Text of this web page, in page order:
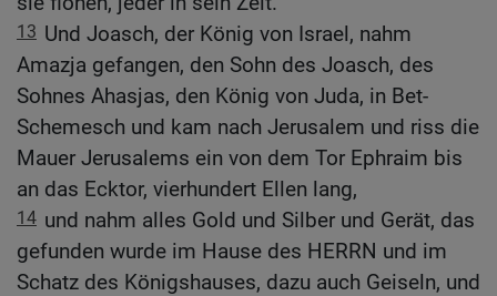
13 Und Joasch, der König von Israel, nahm
Amazja gefangen, den Sohn des Joasch, des
Sohnes Ahasjas, den König von Juda, in Bet-
Schemesch und kam nach Jerusalem und riss die
Mauer Jerusalems ein von dem Tor Ephraim bis
an das Ecktor, vierhundert Ellen lang,
14 und nahm alles Gold und Silber und Gerät, das
gefunden wurde im Hause des HERRN und im
Schatz des Königshauses, dazu auch Geiseln, und